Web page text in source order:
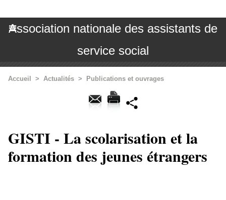
Association nationale des assistants de
service social
Accueil > Actualités > Publications et ouvrages
GISTI - La scolarisation et la
formation des jeunes étrangers